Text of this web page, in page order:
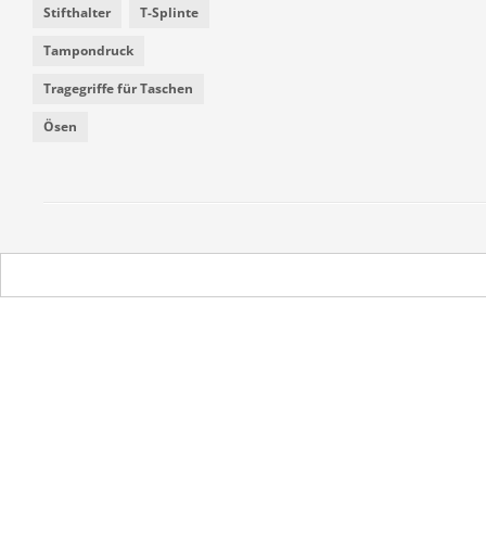
Stifthalter T-Splinte
Tampondruck
Tragegriffe für Taschen
Ösen